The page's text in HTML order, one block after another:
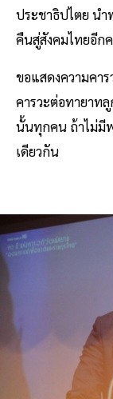
ประชาธิปไตย น
คืนสู่สังคมไทยอีก
ขอแสดงความคา
คารวะต่อทายาท
นั้นทุกคน ถ้าไม่มี
เดียวกัน